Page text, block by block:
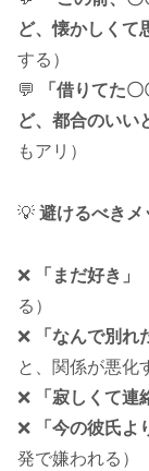
ど、懐かしくて
する）
💬
「借りてた
ど、都合のいい
もアリ）
💡 避けるべきメ
❌ 「まだ好き」
る）
❌
「なんで別れ
と、関係が悪化
❌
「寂しくて連
❌
「今の彼氏よ
発で嫌われる）